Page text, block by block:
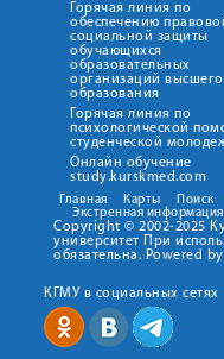
Горячая линия по
обеспечению
социальной защиты
обучающихся
образовательных
организаций высшего
образования
Горячая линия по
психологической
студенческой
Онлайн обучение
study.kurskmed.com
Главная Карты Поиск
Экстренная информация
Copyright © 2002-2025
университет При
обязательна. Powered
КГМУ в социальных сетях